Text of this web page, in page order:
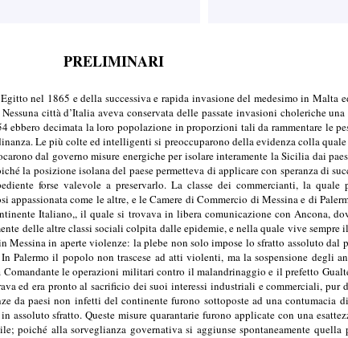
PRELIMINARI
nel 1865 e della successiva e rapida invasione del medesimo in Malta
città d’Italia aveva conservata delle passate invasioni choleriche
ebbero decimata la loro popolazione in proporzioni tali da rammentare le
Le più colte ed intelligenti si preoccuparono della evidenza colla
dal governo misure energiche per isolare interamente la Sicilia dai
la posizione isolana del paese permetteva di applicare con speranza di
forse valevole a preservarlo. La classe dei commercianti, la
come le altre, e le Camere di Commercio di Messina e di
Italiano,, il quale si trovava in libera comunicazione con Ancona,
delle altre classi sociali colpita dalle epidemie, e nella quale vive
Messina in aperte violenze: la plebe non solo impose lo sfratto assoluto
Palermo il popolo non trascese ad atti violenti, ma la sospensione degli
le operazioni militari contro il malandrinaggio e il prefetto
ed era pronto al sacrificio dei suoi interessi industriali e commerciali, pur
da paesi non infetti del continente furono sottoposte ad una contumacia
sfratto. Queste misure quarantarie furono applicate con una
poiché alla sorveglianza governativa si aggiunse spontaneamente